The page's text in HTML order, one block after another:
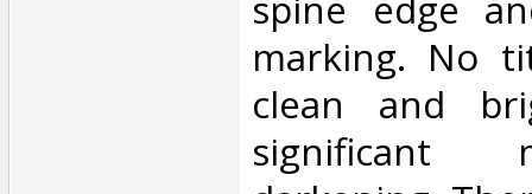
marking. No
clean and
significant